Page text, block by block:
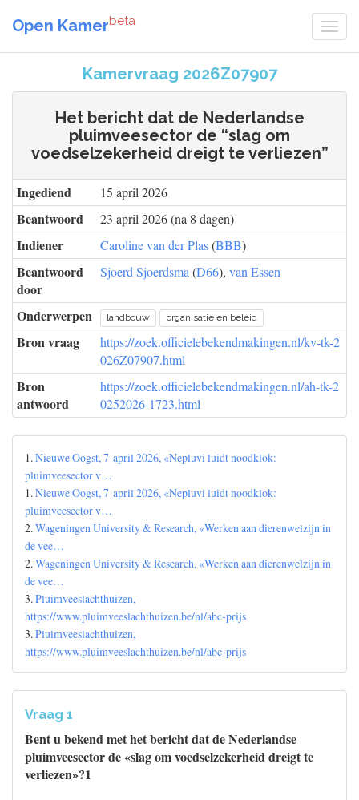
Open Kamerbeta
Kamervraag 2026Z07907
Het bericht dat de Nederlandse
pluimveesector de “slag om
voedselzekerheid dreigt te verliezen”
Ingediend 15 april 2026
Beantwoord 23 april 2026 (na 8 dagen)
Indiener Caroline van der Plas(BBB)
Beantwoord
door
Sjoerd Sjoerdsma (D66), van Essen
Onderwerpen landbouw organisatie en beleid
Bron vraag
https://zoek.officielebekendmakingen.nl/kv-tk-2
026Z07907.html
Bron
antwoord
https://zoek.officielebekendmakingen.nl/ah-tk-2
0252026-1723.html
1.Nieuwe Oogst, 7 april 2026, «Nepluvi luidt noodklok:
pluimveesector v…
1.Nieuwe Oogst, 7 april 2026, «Nepluvi luidt noodklok:
pluimveesector v…
2.Wageningen University & Research, «Werken aan dierenwelzijn in
de vee…
2.Wageningen University & Research, «Werken aan dierenwelzijn in
de vee…
3.Pluimveeslachthuizen,
https://www.pluimveeslachthuizen.be/nl/abc-prijs
3.Pluimveeslachthuizen,
https://www.pluimveeslachthuizen.be/nl/abc-prijs
Vraag 1
Bent u bekend met het bericht dat de Nederlandse
pluimveesector de «slag om voedselzekerheid dreigt te
verliezen»?1